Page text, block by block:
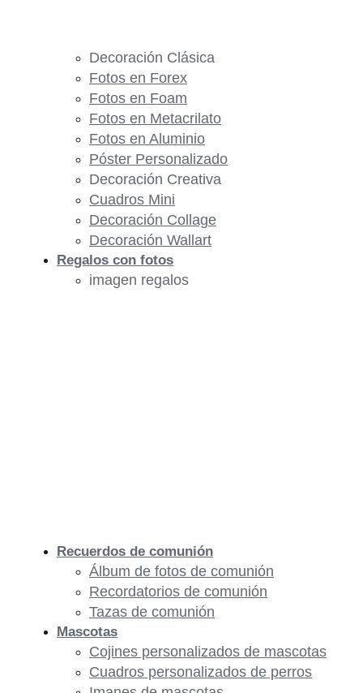
Decoración Clásica
Fotos en Forex
Fotos en Foam
Fotos en Metacrilato
Fotos en Aluminio
Póster Personalizado
Decoración Creativa
Cuadros Mini
Decoración Collage
Decoración Wallart
Regalos con fotos
imagen regalos
Recuerdos de comunión
Álbum de fotos de comunión
Recordatorios de comunión
Tazas de comunión
Mascotas
Cojines personalizados de mascotas
Cuadros personalizados de perros